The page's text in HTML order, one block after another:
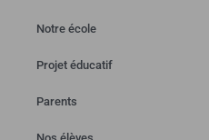
Notre école
Projet éducatif
Parents